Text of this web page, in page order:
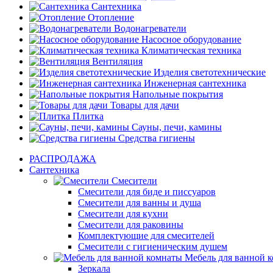
Сантехника
Отопление
Водонагреватели
Насосное оборудование
Климатическая техника
Вентиляция
Изделия светотехнические
Инженерная сантехника
Напольные покрытия
Товары для дачи
Плитка
Сауны, печи, камины
Средства гигиены
РАСПРОДАЖА
Сантехника
Смесители
Смесители для биде и писсуаров
Смесители для ванны и душа
Смесители для кухни
Смесители для раковины
Комплектующие для смесителей
Смесители с гигиеническим душем
Мебель для ванной
Зеркала